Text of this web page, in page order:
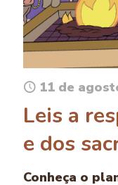
11 de
Leis a
e dos
Conheça o